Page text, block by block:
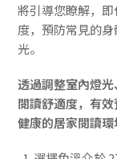
將引導您瞭解，
度，預防常見的
光。
透過調整室內燈
閱讀舒適度，有
健康的居家閱讀環